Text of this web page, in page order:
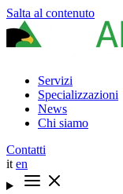
Salta al contenuto
Servizi
Specializzazioni
News
Chi siamo
Contatti
it en